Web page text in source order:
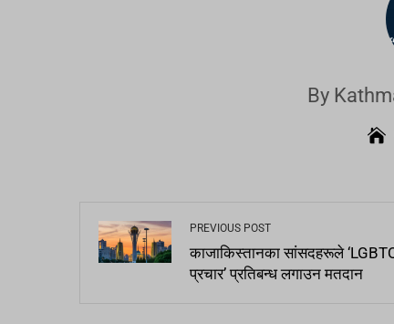
By
PREVIOUS POST
काजाकिस्तानका सांसदहरूले
प्रचार’ प्रतिबन्ध लगाउन मतदान